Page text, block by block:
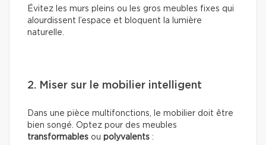
Évitez les murs pleins ou les gros meubles fixes qui
alourdissent l’espace et bloquent la lumière
naturelle.
2. Miser sur le mobilier intelligent
Dans une pièce multifonctions, le mobilier doit être
bien songé. Optez pour des meubles
transformables ou polyvalents :